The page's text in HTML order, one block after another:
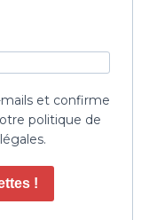
et confirme
politique de
!